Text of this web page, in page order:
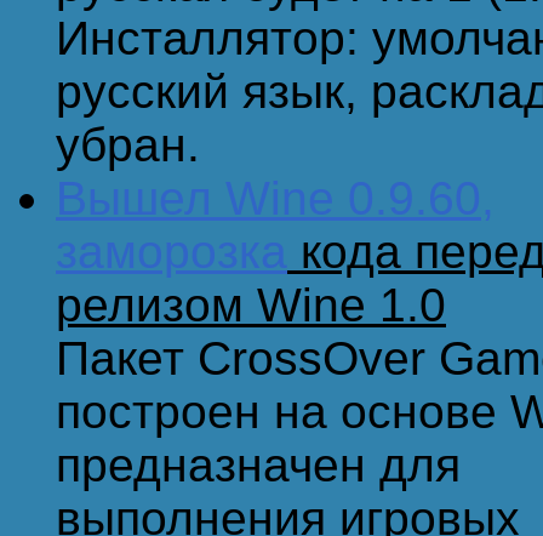
Инсталлятор:
русский язык,
убран.
Вышел Wine 0.9.60,
заморозка кода
релизом Wine 1.0
Пакет CrossOver
построен на основе
предназначен для
выполнения игровых